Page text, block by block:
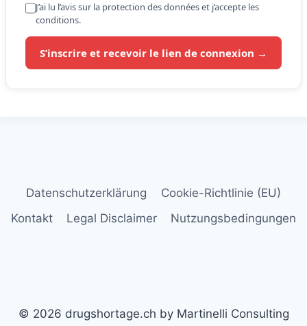
J’ai lu l’avis sur la protection des données et j’accepte les
conditions.
S’inscrire et recevoir le lien de connexion →
Datenschutzerklärung
Cookie-Richtlinie (EU)
Kontakt
Legal Disclaimer Nutzungsbedingungen
© 2026 drugshortage.ch by Martinelli Consulting